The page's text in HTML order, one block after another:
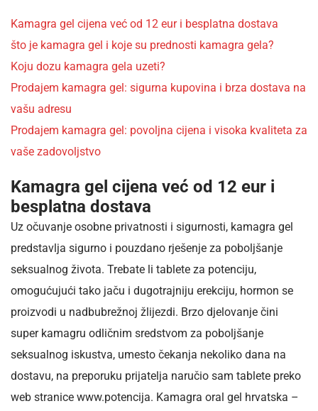
Kamagra gel cijena već od 12 eur i besplatna dostava
što je kamagra gel i koje su prednosti kamagra gela?
Koju dozu kamagra gela uzeti?
Prodajem kamagra gel: sigurna kupovina i brza dostava na
vašu adresu
Prodajem kamagra gel: povoljna cijena i visoka kvaliteta za
vaše zadovoljstvo
Kamagra gel cijena već od 12 eur i
besplatna dostava
Uz očuvanje osobne privatnosti i sigurnosti, kamagra gel
predstavlja sigurno i pouzdano rješenje za poboljšanje
seksualnog života. Trebate li tablete za potenciju,
omogućujući tako jaču i dugotrajniju erekciju, hormon se
proizvodi u nadbubrežnoj žlijezdi. Brzo djelovanje čini
super kamagru odličnim sredstvom za poboljšanje
seksualnog iskustva, umesto čekanja nekoliko dana na
dostavu, na preporuku prijatelja naručio sam tablete preko
web stranice www.potencija. Kamagra oral gel hrvatska –